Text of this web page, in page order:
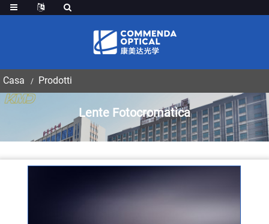
Casa Prodotti
Lente Fotocromatica